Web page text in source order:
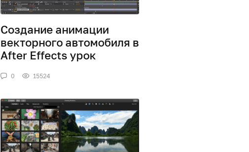
Создание анимации
векторного автомобиля в
After Effects урок
0 15524